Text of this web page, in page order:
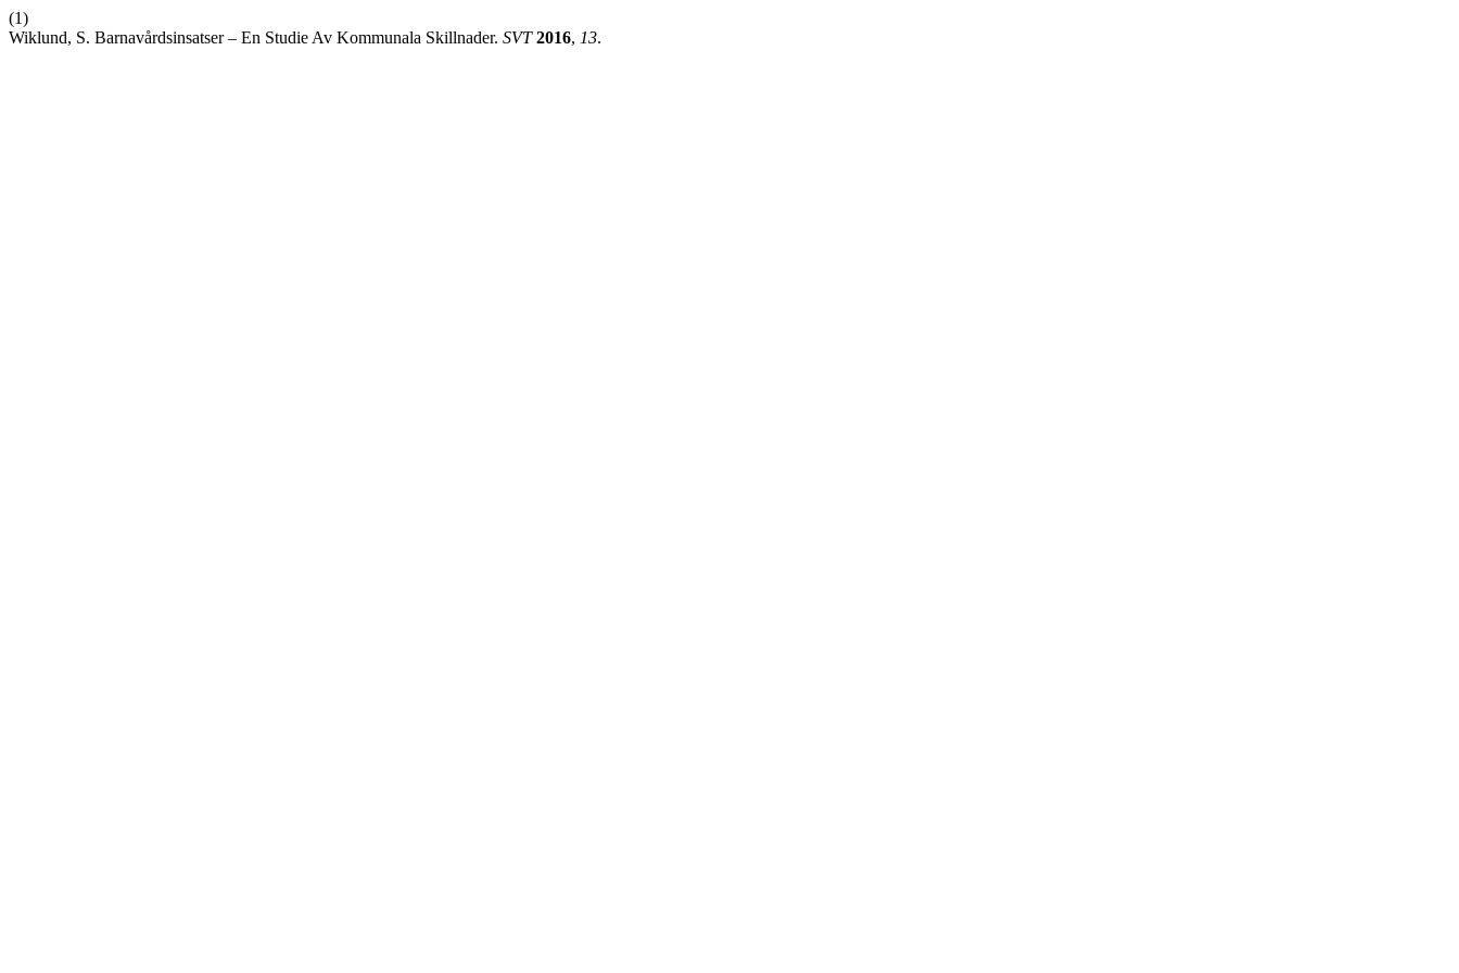
(1)
Wiklund, S. Barnavårdsinsatser – En Studie Av Kommunala Skillnader. SVT 2016, 13.